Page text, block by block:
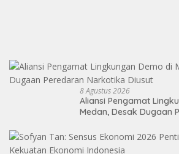
8 Agustus 2026
Aliansi Pengamat
Medan, Desak Dugaan